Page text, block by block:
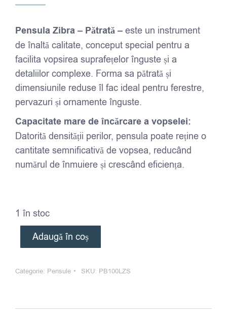
Pensula Zibra – Pătrată – este un instrument
de înaltă calitate, conceput special pentru a
facilita vopsirea suprafețelor înguste și a
detaliilor complexe. Forma sa pătrată și
dimensiunile reduse îl fac ideal pentru ferestre,
pervazuri și ornamente înguste.
Capacitate mare de încărcare a vopselei:
Datorită densității perilor, pensula poate reține o
cantitate semnificativă de vopsea, reducând
numărul de înmuiere și crescând eficiența.
1 în stoc
Adaugă în coș
Categorie: Pensule SKU: PB100LZS